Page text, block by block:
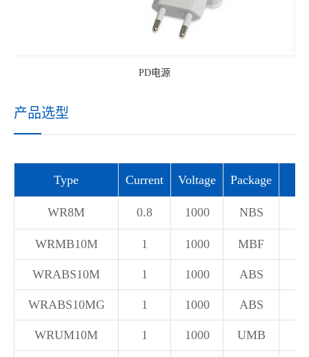
PD电源
产品选型
Type Current Voltage Package
WR8M 0.8 1000 NBS
WRMB10M 1 1000 MBF
WRABS10M 1 1000 ABS
WRABS10MG 1 1000 ABS
WRUM10M 1 1000 UMB